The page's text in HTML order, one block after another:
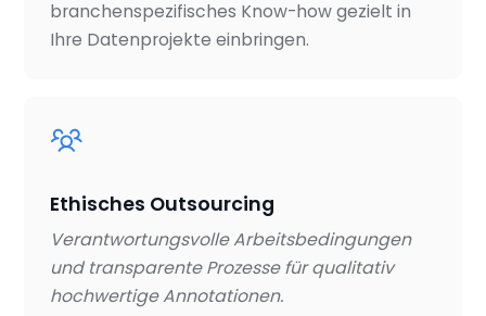
branchenspezifisches Know-how gezielt in
Ihre Datenprojekte einbringen.
Ethisches Outsourcing
Verantwortungsvolle Arbeitsbedingungen
und transparente Prozesse für qualitativ
hochwertige Annotationen.